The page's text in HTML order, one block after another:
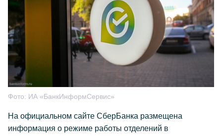
Фото: ИА «БанкИнформСервис»
На официальном сайте СберБанка размещена
информация о режиме работы отделений в